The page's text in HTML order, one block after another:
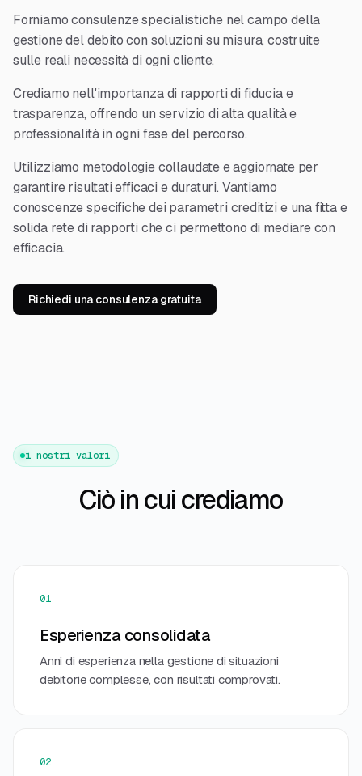
Forniamo consulenze specialistiche nel campo della
gestione del debito con soluzioni su misura, costruite
sulle reali necessità di ogni cliente.
Crediamo nell'importanza di rapporti di fiducia e
trasparenza, offrendo un servizio di alta qualità e
professionalità in ogni fase del percorso.
Utilizziamo metodologie collaudate e aggiornate per
garantire risultati efficaci e duraturi. Vantiamo
conoscenze specifiche dei parametri creditizi e una fitta e
solida rete di rapporti che ci permettono di mediare con
efficacia.
Richiedi una consulenza gratuita
i nostri valori
Ciò in cui crediamo
01
Esperienza consolidata
Anni di esperienza nella gestione di situazioni
debitorie complesse, con risultati comprovati.
02